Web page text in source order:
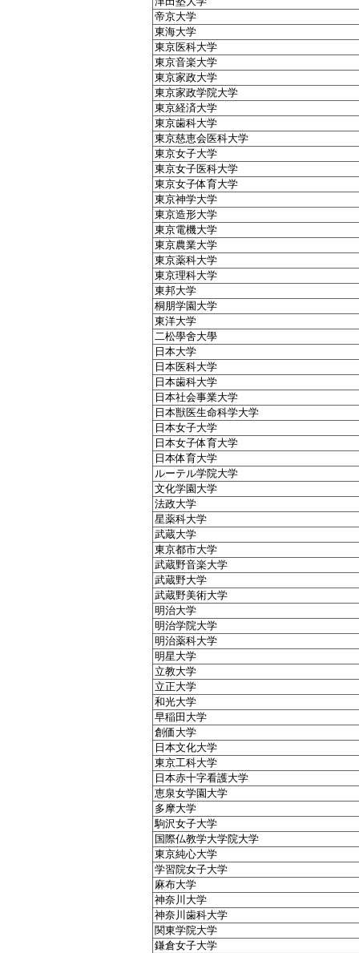
帝京大学
東海大学
東京医科大学
東京音楽大学
東京家政大学
東京家政学院大学
東京経済大学
東京歯科大学
東京慈恵会医科大学
東京女子大学
東京女子医科大学
東京女子体育大学
東京神学大学
東京造形大学
東京電機大学
東京農業大学
東京薬科大学
東京理科大学
東邦大学
桐朋学園大学
東洋大学
二松學舍大學
日本大学
日本医科大学
日本歯科大学
日本社会事業大学
日本獣医生命科学大学
日本女子大学
日本女子体育大学
日本体育大学
ルーテル学院大学
文化学園大学
法政大学
星薬科大学
武蔵大学
東京都市大学
武蔵野音楽大学
武蔵野大学
武蔵野美術大学
明治大学
明治学院大学
明治薬科大学
明星大学
立教大学
立正大学
和光大学
早稲田大学
創価大学
日本文化大学
東京工科大学
日本赤十字看護大学
恵泉女学園大学
多摩大学
駒沢女子大学
国際仏教学大学院大学
東京純心大学
学習院女子大学
麻布大学
神奈川大学
神奈川歯科大学
関東学院大学
鎌倉女子大学